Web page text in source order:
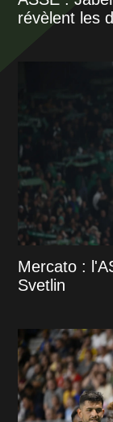
révèlent les
Mercato :
Svetlin